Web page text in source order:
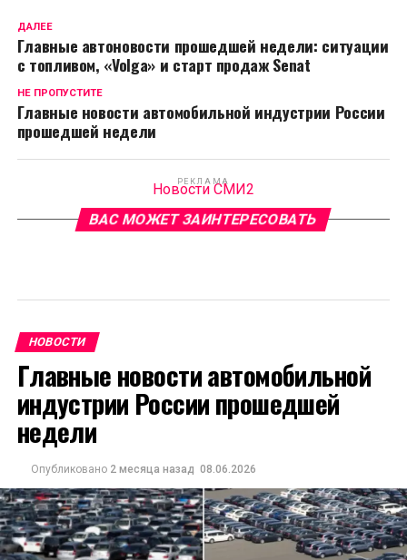
ДАЛЕЕ
Главные автоновости прошедшей недели: ситуации
с топливом, «Volga» и старт продаж Senat
НЕ ПРОПУСТИТЕ
Главные новости автомобильной индустрии России
прошедшей недели
РЕКЛАМА
Новости СМИ2
ВАС МОЖЕТ ЗАИНТЕРЕСОВАТЬ
НОВОСТИ
Главные новости автомобильной
индустрии России прошедшей
недели
Опубликовано 2 месяца назад 08.06.2026